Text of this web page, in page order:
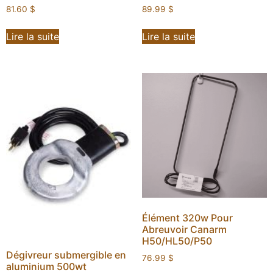
81.60 $
Lire la suite
89.99 $
Lire la suite
Dégivreur submergible en
aluminium 500wt
Élément 320w Pour
Abreuvoir Canarm
H50/HL50/P50
76.99 $